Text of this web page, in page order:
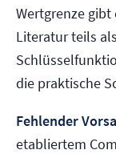
Wertgrenze gibt
Literatur teils
die praktische
Fehlender
etabliertem